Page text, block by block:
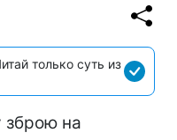
только суть из
зброю на